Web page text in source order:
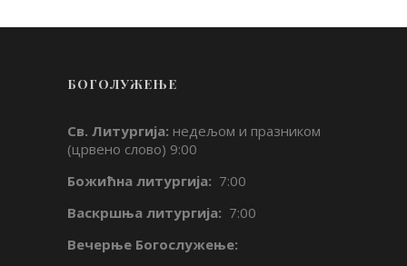
БОГОЛУЖЕЊЕ
Св. Литургија: недељом и празником
(црвено слово) 9:00
Божићна литургија: 7:00
Васкршња литургија: 7:00
Вечерње Богослужење: